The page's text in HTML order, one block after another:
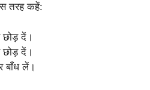
तरह कहें:
छोड़ दें।
छोड़ दें।
बाँध लें।